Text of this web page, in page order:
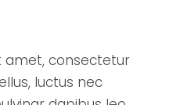
amet, consectetur
luctus nec